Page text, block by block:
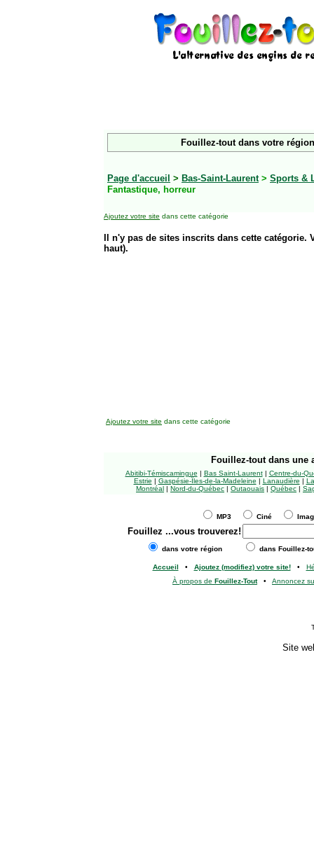
Fouillez-tout dans votre
Page d'accueil > Bas-Saint-Laurent > Sports &
Fantastique, horreur
Ajoutez votre site dans cette catégorie
Il n'y pas de sites inscrits dans cette
haut).
Ajoutez votre site dans cette catégorie
Fouillez-tout dans une
Abitibi-Témiscamingue | Bas Saint-Laurent| Centre-du-
Estrie | Gaspésie-Îles-de-la-Madeleine | Lanaudière |
Montréal | Nord-du-Québec | Outaouais | Québec |
MP3 Ciné
Fouillez ...vous trouverez!
dans votre région dans Fouillez-
Accueil • Ajoutez (modifiez) votre site!•
À propos de Fouillez-Tout• Annoncez
Site